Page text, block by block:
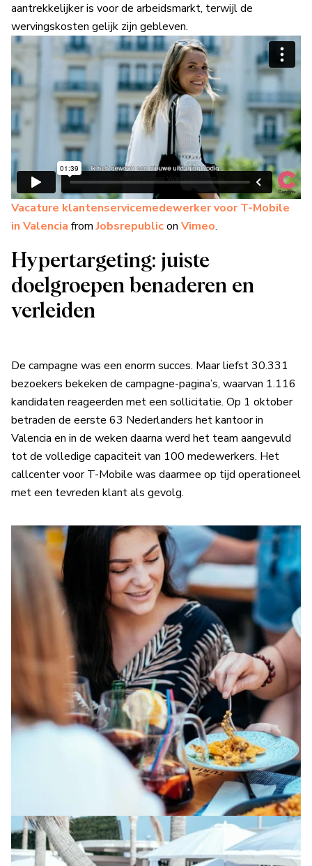
aantrekkelijker is voor de arbeidsmarkt, terwijl de
wervingskosten gelijk zijn gebleven.
Vacature klantenservicemedewerker voor T-Mobile
in Valencia fromJobsrepublicon Vimeo.
Hypertargeting: juiste
doelgroepen benaderen en
verleiden
De campagne was een enorm succes. Maar liefst 30.331
bezoekers bekeken de campagne-pagina’s, waarvan 1.116
kandidaten reageerden met een sollicitatie. Op 1 oktober
betraden de eerste 63 Nederlanders het kantoor in
Valencia en in de weken daarna werd het team aangevuld
tot de volledige capaciteit van 100 medewerkers. Het
callcenter voor T-Mobile was daarmee op tijd operationeel
met een tevreden klant als gevolg.